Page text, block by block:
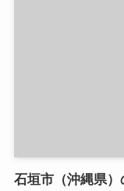
石垣市（沖縄県